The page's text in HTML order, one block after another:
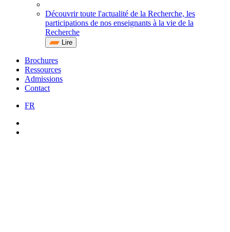
Découvrir toute l'actualité de la Recherche, les
participations de nos enseignants à la vie de la
Recherche
Lire
Brochures
Ressources
Admissions
Contact
FR